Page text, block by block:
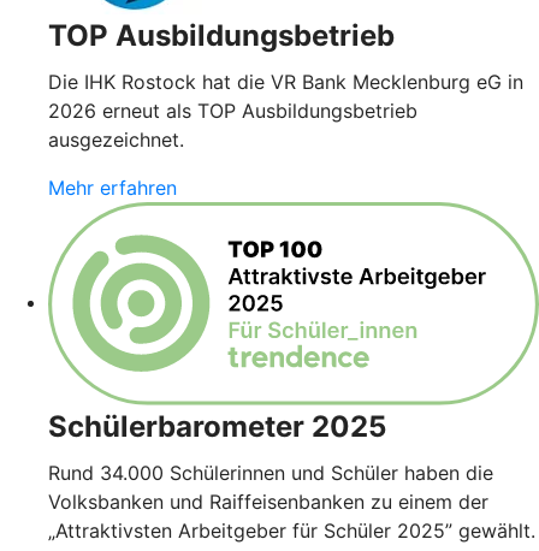
TOP Ausbildungsbetrieb
Die IHK Rostock hat die VR Bank Mecklenburg eG in
2026 erneut als TOP Ausbildungsbetrieb
ausgezeichnet.
Mehr erfahren
Schülerbarometer 2025
Rund 34.000 Schülerinnen und Schüler haben die
Volksbanken und Raiffeisenbanken zu einem der
„Attraktivsten Arbeitgeber für Schüler 2025” gewählt.